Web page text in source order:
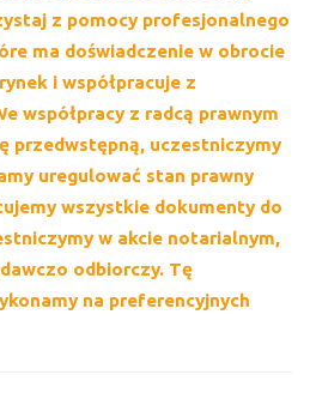
z pomocy profesjonalnego
ma doświadczenie w obrocie
i współpracuje z
współpracy z radcą prawnym
przedwstępną, uczestniczymy
uregulować stan prawny
wszystkie dokumenty do
w akcie notarialnym,
odbiorczy. Tę
na preferencyjnych